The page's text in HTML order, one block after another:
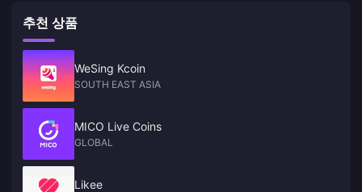
추천 상품
WeSing Kcoin
SOUTH EAST ASIA
MICO Live Coins
GLOBAL
Likee